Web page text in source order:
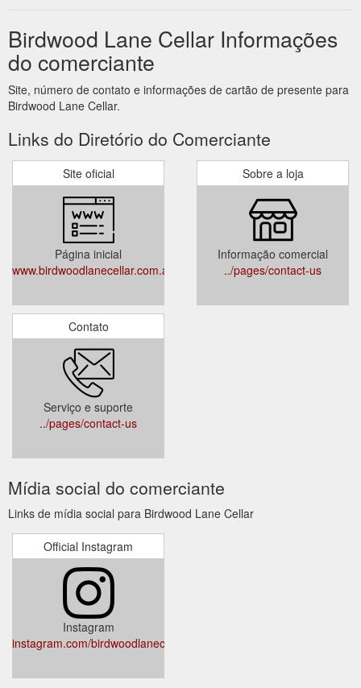
Birdwood Lane Cellar Informações
do comerciante
Site, número de contato e informações de cartão de presente para
Birdwood Lane Cellar.
Links do Diretório do Comerciante
Site oficial
Página inicial
www.birdwoodlanecellar.com.au
Sobre a loja
Informação comercial
../pages/contact-us
Contato
Serviço e suporte
../pages/contact-us
Mídia social do comerciante
Links de mídia social para Birdwood Lane Cellar
Official Instagram
Instagram
instagram.com/birdwoodlanecellar